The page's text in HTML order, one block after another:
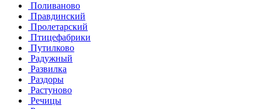
Поливаново
Правдинский
Пролетарский
Птицефабрики
Путилково
Радужный
Развилка
Раздоры
Растуново
Речицы